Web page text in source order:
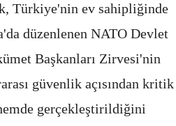
Türkiye'nin ev sahipliğinde
düzenlenen NATO Devlet
Başkanları Zirvesi'nin
güvenlik açısından kritik
gerçekleştirildiğini